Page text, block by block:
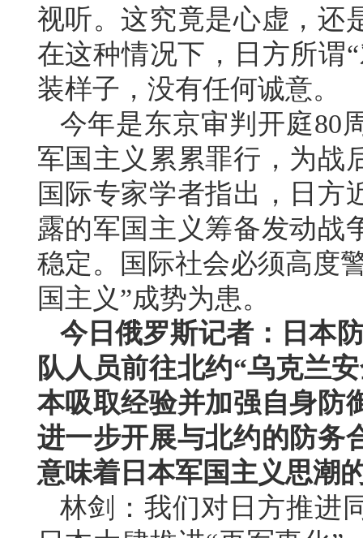
视听。这究竟是心虚，还
在这种情况下，日方所谓
装样子，没有任何诚意。
今年是东京审判开庭80
军国主义累累罪行，为战
国际专家学者指出，日方
露的军国主义筹备发动战
稳定。国际社会必须高度
国主义”成势为患。
今日俄罗斯记者：日本
队人员前往北约“乌克兰
本吸取经验并加强自身防
进一步开展与北约的防务
意味着日本军国主义思潮
林剑：我们对日方推进